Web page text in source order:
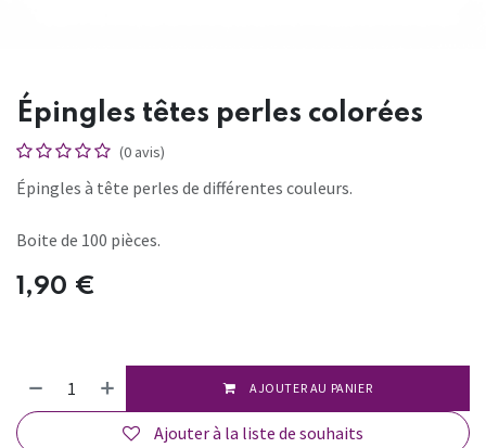
Épingles têtes perles colorées
(0 avis)
Épingles à tête perles de différentes couleurs.
Boite de 100 pièces.
1,90 €
AJOUTER AU PANIER
Ajouter à la liste de souhaits